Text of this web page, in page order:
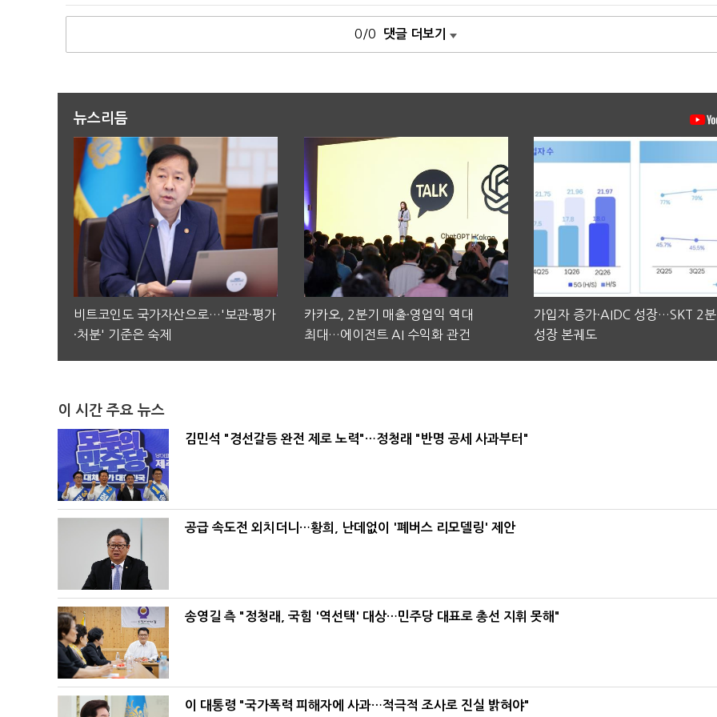
0/0 댓글 더보기
뉴스리듬
비트코인도 국가자산으로…'보관·평가
·처분' 기준은 숙제
카카오, 2분기 매출·영업익 역대
최대…에이전트 AI 수익화 관건
가입자 증가·AIDC 성장…SKT 2
성장 본궤도
이 시간 주요 뉴스
김민석 "경선갈등 완전 제로 노력"…정청래 "반명 공세 사과부터"
공급 속도전 외치더니…황희, 난데없이 '폐버스 리모델링' 제안
송영길 측 "정청래, 국힘 '역선택' 대상…민주당 대표로 총선 지휘 못해"
이 대통령 "국가폭력 피해자에 사과…적극적 조사로 진실 밝혀야"